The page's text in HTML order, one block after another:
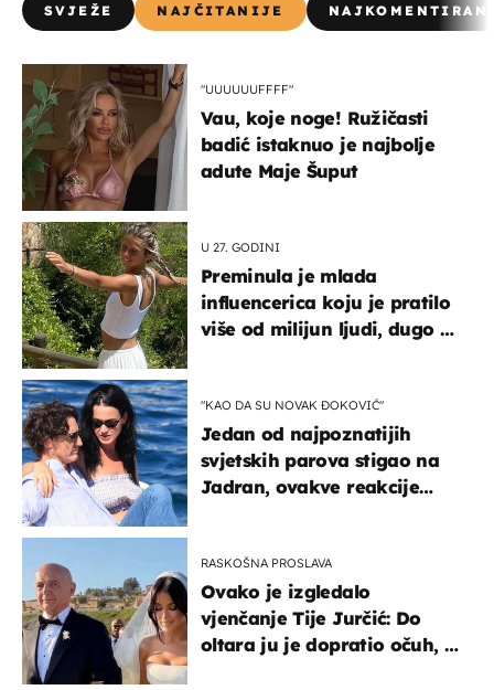
SVJEŽE NAJČITANIJE
"UUUUUUFFFF"
Vau, koje noge! Ružičasti
badić istaknuo je najbolje
adute Maje Šuput
U 27. GODINI
Preminula je mlada
influencerica koju je pratilo
više od milijun ljudi, dugo se
"KAO DA SU NOVAK ĐOKOVIĆ"
Jedan od najpoznatijih
svjetskih parova stigao na
Jadran, ovakve reakcije
RASKOŠNA PROSLAVA
Ovako je izgledalo
vjenčanje Tije Jurčić: Do
oltara ju je dopratio očuh, a